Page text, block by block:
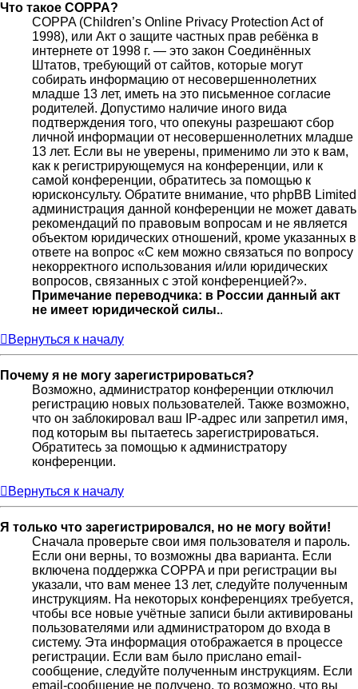
Что такое COPPA?
COPPA (Children’s Online Privacy Protection Act of
1998), или Акт о защите частных прав ребёнка в
интернете от 1998 г. — это закон Соединённых
Штатов, требующий от сайтов, которые могут
собирать информацию от несовершеннолетних
младше 13 лет, иметь на это письменное согласие
родителей. Допустимо наличие иного вида
подтверждения того, что опекуны разрешают сбор
личной информации от несовершеннолетних младше
13 лет. Если вы не уверены, применимо ли это к вам,
как к регистрирующемуся на конференции, или к
самой конференции, обратитесь за помощью к
юрисконсульту. Обратите внимание, что phpBB Limited
администрация данной конференции не может давать
рекомендаций по правовым вопросам и не является
объектом юридических отношений, кроме указанных в
ответе на вопрос «С кем можно связаться по вопросу
некорректного использования и/или юридических
вопросов, связанных с этой конференцией?».
Примечание переводчика: в России данный акт
не имеет юридической силы..
Вернуться к началу
Почему я не могу зарегистрироваться?
Возможно, администратор конференции отключил
регистрацию новых пользователей. Также возможно,
что он заблокировал ваш IP-адрес или запретил имя,
под которым вы пытаетесь зарегистрироваться.
Обратитесь за помощью к администратору
конференции.
Вернуться к началу
Я только что зарегистрировался, но не могу войти!
Сначала проверьте свои имя пользователя и пароль.
Если они верны, то возможны два варианта. Если
включена поддержка COPPA и при регистрации вы
указали, что вам менее 13 лет, следуйте полученным
инструкциям. На некоторых конференциях требуется,
чтобы все новые учётные записи были активированы
пользователями или администратором до входа в
систему. Эта информация отображается в процессе
регистрации. Если вам было прислано email-
сообщение, следуйте полученным инструкциям. Если
email-сообщение не получено, то возможно, что вы